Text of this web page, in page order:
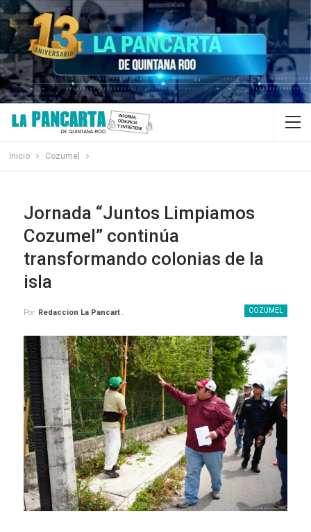
Inicio Cozumel
Jornada “Juntos Limpiamos
Cozumel” continúa
transformando colonias de la
isla
COZUMEL
Por Redaccion La Pancarta De Quintana Roo